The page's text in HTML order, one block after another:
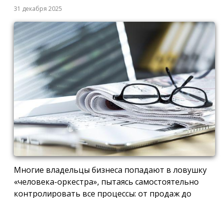
31 декабря 2025
Многие владельцы бизнеса попадают в ловушку
«человека-оркестра», пытаясь самостоятельно
контролировать все процессы: от продаж до